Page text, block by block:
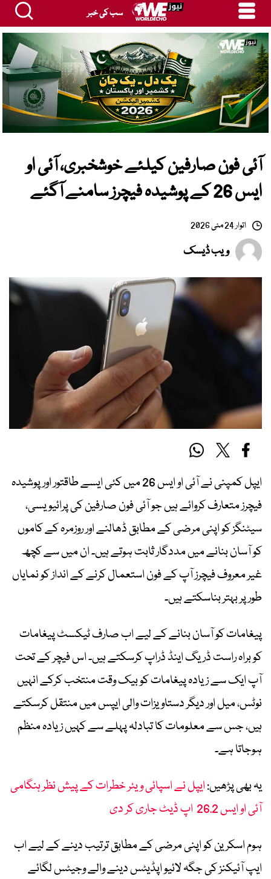
سب کی خبر
آئی فون صارفین کیلئے خوشخبری، آئی او
ایس 26 کے پوشیدہ فیچرز سامنے آگئے
اتوار 24 مئی 2026
ویب ڈیسک
ایپل کمپنی نے آئی او ایس 26 میں کئی ایسے طاقتور اور پوشیدہ
فیچرز متعارف کروائے ہیں جو آئی فون صارفین کی پرائیویسی،
سیٹنگز کو اپنی مرضی کے مطابق ڈھالنے اور روزمرہ کے کاموں
کو آسان بنانے میں مددگار ثابت ہوتے ہیں۔ ان میں سے کچھ
غیر معروف فیچرز آپ کے فون استعمال کرنے کے انداز کو نمایاں
طور پر بہتر بناسکتے ہیں۔
پیغامات کو آسان بنانے کے لیے اب صارف ٹیکسٹ پیغامات
کو براہ راست ڈریگ اینڈ ڈراپ کرسکتے ہیں۔ اس فیچر کے تحت
آپ ایک سے زیادہ پیغامات کو بیک وقت منتخب کرکے انہیں
نوٹس، میل اور دیگر دستاویزات والی ایپس میں منتقل کرسکتے
ہیں، جس سے معلومات کا تبادلہ پہلے سے کہیں زیادہ منظم
ہوجاتا ہے۔
یہ بھی پڑھیں:ایپل نے اسپائی ویئر خطرات کے پیش نظر ہنگامی
آئی او ایس 26.2 اپ ڈیٹ جاری کر دی
ہوم اسکرین کو اپنی مرضی کے مطابق ترتیب دینے کے لیے اب
ایپ آئیکنز کی جگہ لائیو اپڈیٹس دینے والے وجیٹس لگائے